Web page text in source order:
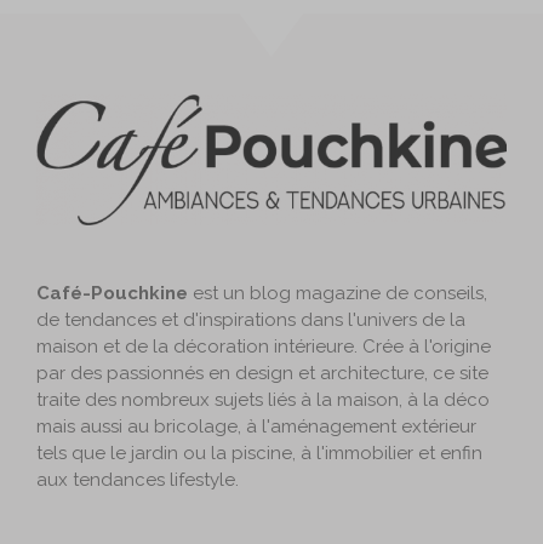
Café-Pouchkine est un blog magazine de conseils,
de tendances et d'inspirations dans l'univers de la
maison et de la décoration intérieure. Crée à l'origine
par des passionnés en design et architecture, ce site
traite des nombreux sujets liés à la maison, à la déco
mais aussi au bricolage, à l'aménagement extérieur
tels que le jardin ou la piscine, à l'immobilier et enfin
aux tendances lifestyle.